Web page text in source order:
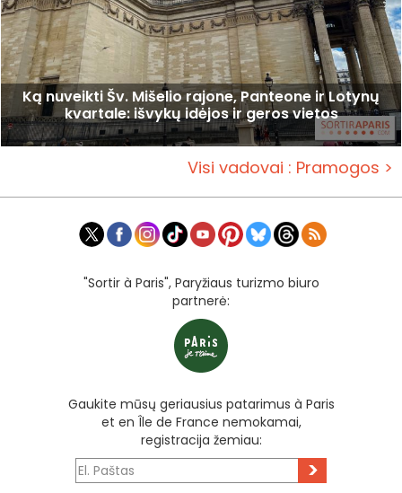
Ką nuveikti Šv. Mišelio rajone, Panteone ir Lotynų
kvartale: išvykų idėjos ir geros vietos
Visi vadovai : Pramogos >
"Sortir à Paris", Paryžiaus turizmo biuro
partnerė:
Gaukite mūsų geriausius patarimus à Paris
et en Île de France nemokamai,
registracija žemiau:
>